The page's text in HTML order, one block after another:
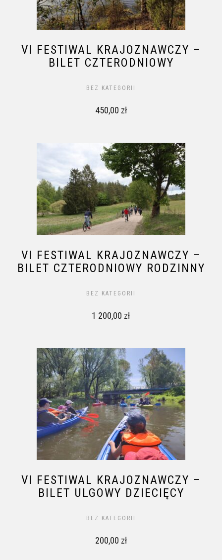
VI FESTIWAL KRAJOZNAWCZY –
BILET CZTERODNIOWY
BEZ KATEGORII
450,00 zł
VI FESTIWAL KRAJOZNAWCZY –
BILET CZTERODNIOWY RODZINNY
BEZ KATEGORII
1 200,00 zł
VI FESTIWAL KRAJOZNAWCZY –
BILET ULGOWY DZIECIĘCY
BEZ KATEGORII
200,00 zł